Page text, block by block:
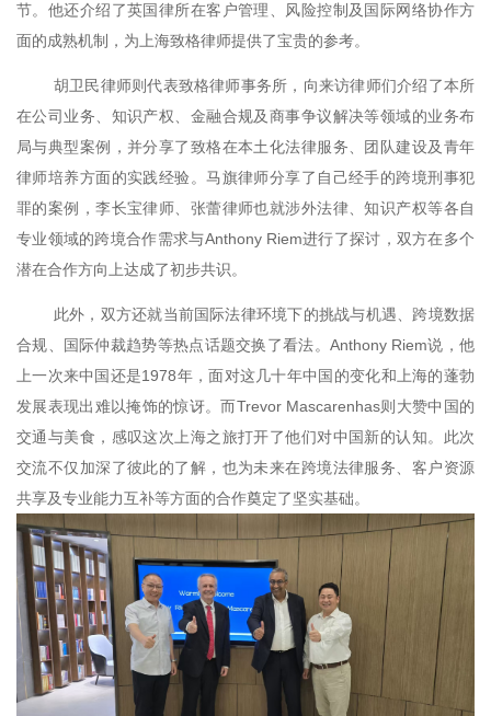
节。他还介绍了英国律所在客户管理、风险控制及国际网络协作方
面的成熟机制，为上海致格律师提供了宝贵的参考。
胡卫民律师则代表致格律师事务所，向来访律师们介绍了本所
在公司业务、知识产权、金融合规及商事争议解决等领域的业务布
局与典型案例，并分享了致格在本土化法律服务、团队建设及青年
律师培养方面的实践经验。马旗律师分享了自己经手的跨境刑事犯
罪的案例，李长宝律师、张蕾律师也就涉外法律、知识产权等各自
专业领域的跨境合作需求与Anthony Riem进行了探讨，双方在多个
潜在合作方向上达成了初步共识。
此外，双方还就当前国际法律环境下的挑战与机遇、跨境数据
合规、国际仲裁趋势等热点话题交换了看法。Anthony Riem说，他
上一次来中国还是1978年，面对这几十年中国的变化和上海的蓬勃
发展表现出难以掩饰的惊讶。而Trevor Mascarenhas则大赞中国的
交通与美食，感叹这次上海之旅打开了他们对中国新的认知。此次
交流不仅加深了彼此的了解，也为未来在跨境法律服务、客户资源
共享及专业能力互补等方面的合作奠定了坚实基础。